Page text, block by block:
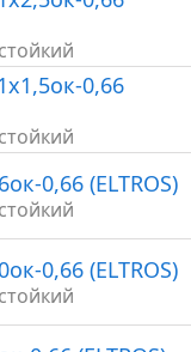
0,66
0,66 (ELTROS)
0,66 (ELTROS)